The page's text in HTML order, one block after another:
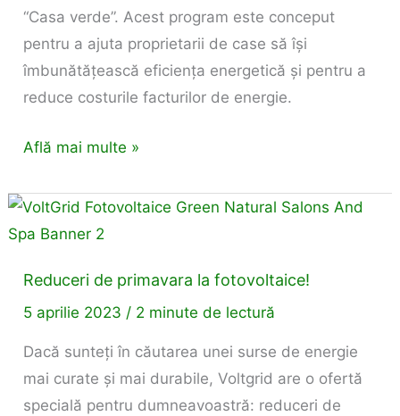
“Casa verde”. Acest program este conceput
pentru a ajuta proprietarii de case să își
îmbunătățească eficiența energetică și pentru a
reduce costurile facturilor de energie.
Află mai multe »
Reduceri de primavara la fotovoltaice!
5 aprilie 2023 / 2 minute de lectură
Dacă sunteți în căutarea unei surse de energie
mai curate și mai durabile, Voltgrid are o ofertă
specială pentru dumneavoastră: reduceri de
Reduceri
de
la
fotovoltaice!